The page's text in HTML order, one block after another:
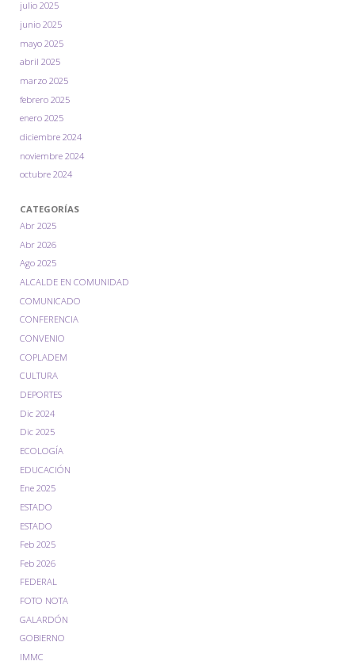
julio 2025
junio 2025
mayo 2025
abril 2025
marzo 2025
febrero 2025
enero 2025
diciembre 2024
noviembre 2024
octubre 2024
CATEGORÍAS
Abr 2025
Abr 2026
Ago 2025
ALCALDE EN COMUNIDAD
COMUNICADO
CONFERENCIA
CONVENIO
COPLADEM
CULTURA
DEPORTES
Dic 2024
Dic 2025
ECOLOGÍA
EDUCACIÓN
Ene 2025
ESTADO
ESTADO
Feb 2025
Feb 2026
FEDERAL
FOTO NOTA
GALARDÓN
GOBIERNO
IMMC